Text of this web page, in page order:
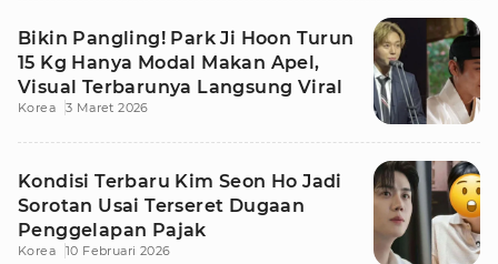
Bikin Pangling! Park Ji Hoon Turun
15 Kg Hanya Modal Makan Apel,
Visual Terbarunya Langsung Viral
Korea 3 Maret 2026
Kondisi Terbaru Kim Seon Ho Jadi
Sorotan Usai Terseret Dugaan
Penggelapan Pajak
Korea 10 Februari 2026